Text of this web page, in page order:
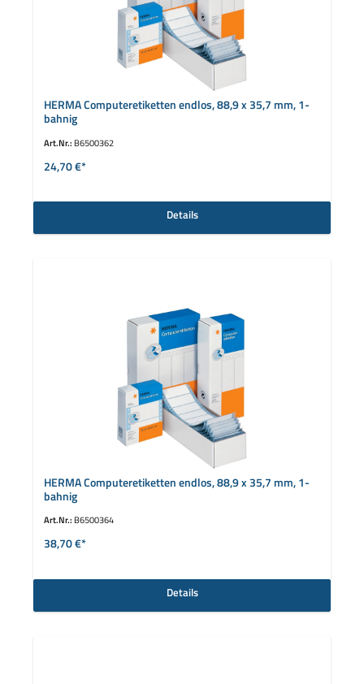
HERMA Computeretiketten endlos, 88,9 x 35,7 mm, 1-
bahnig
Art.Nr.: B6500362
24,70 €*
Details
HERMA Computeretiketten endlos, 88,9 x 35,7 mm, 1-
bahnig
Art.Nr.: B6500364
38,70 €*
Details